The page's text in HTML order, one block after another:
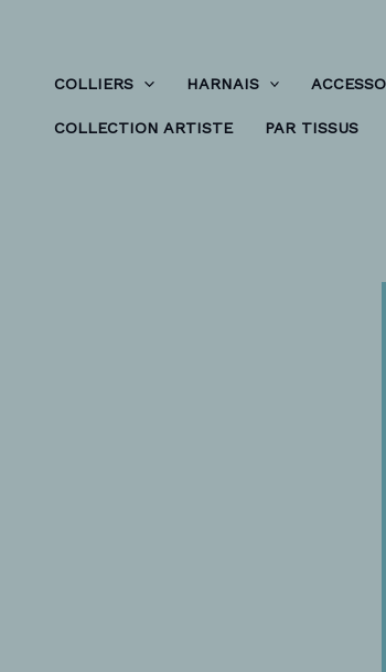
contenuCOLLIERS HARNAIS
COLLECTION ARTISTE PAR TISSUS